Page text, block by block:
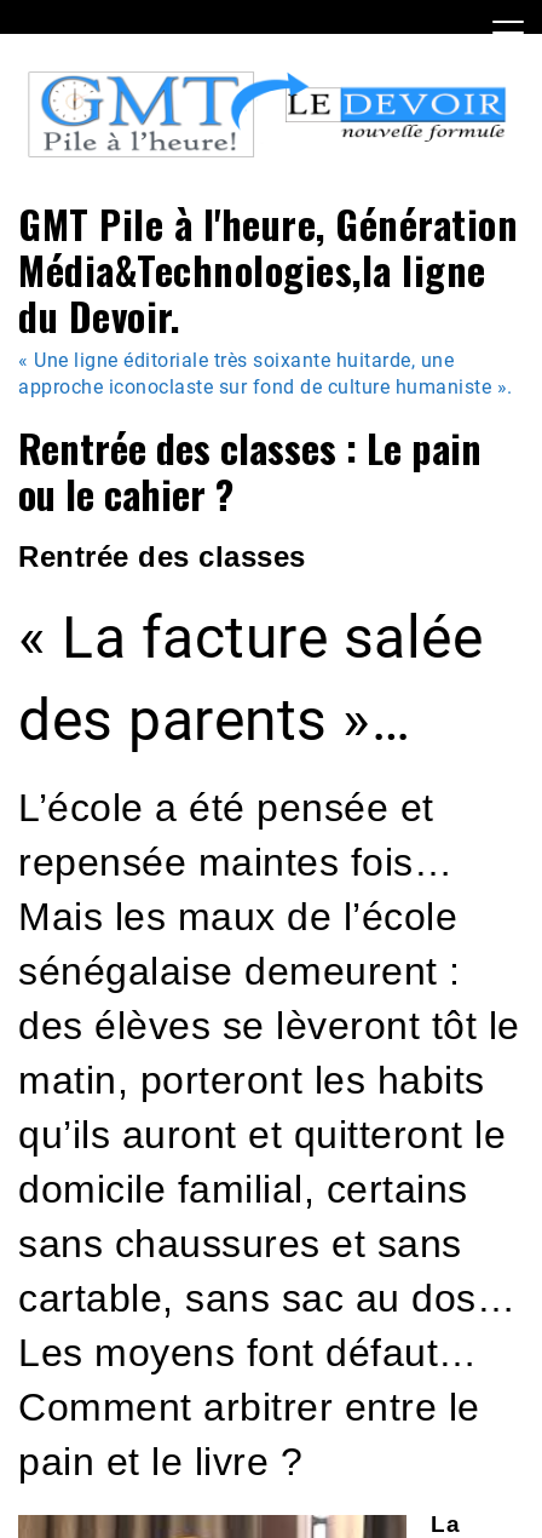
to
content
GMT Pile à l'heure, Génération
Média&Technologies,la ligne
du Devoir.
« Une ligne éditoriale très soixante huitarde, une
approche iconoclaste sur fond de culture humaniste ».
Rentrée des classes : Le pain
ou le cahier ?
Rentrée des classes
« La facture salée
des parents »…
L’école a été pensée et
repensée maintes fois…
Mais les maux de l’école
sénégalaise demeurent :
des élèves se lèveront tôt le
matin, porteront les habits
qu’ils auront et quitteront le
domicile familial, certains
sans chaussures et sans
cartable, sans sac au dos…
Les moyens font défaut…
Comment arbitrer entre le
pain et le livre ?
La